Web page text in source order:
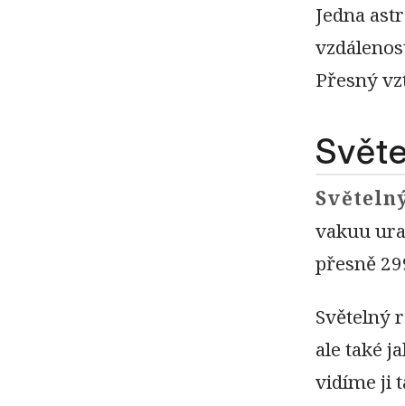
Jedna
Přesný
vakuu
přesně
Světelný
ale také
vidíme ji